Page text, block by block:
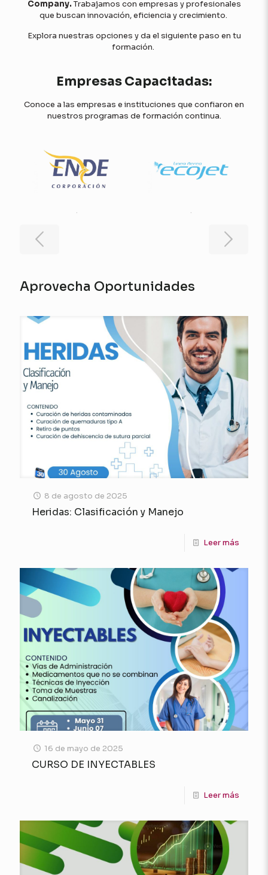
Company. Trabajamos con empresas y profesionales
que buscan innovación, eficiencia y crecimiento.
Explora nuestras opciones y da el siguiente paso en tu
formación.
Empresas Capacitadas:
Conoce a las empresas e instituciones que confiaron en
nuestros programas de formación continua.
. .
Aprovecha Oportunidades
8 de agosto de 2025
Heridas: Clasificación y Manejo
Leer más
16 de mayo de 2025
CURSO DE INYECTABLES
Leer más